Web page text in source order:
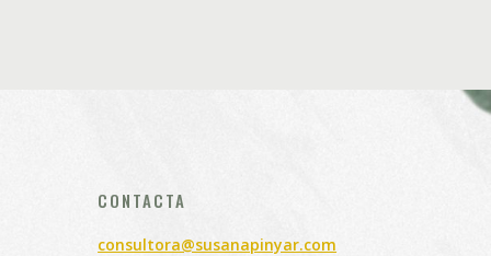
CONTACTA
consultora@susanapinyar.com